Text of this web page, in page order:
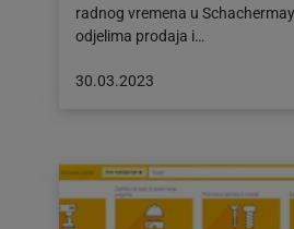
radnog vremena u
odjelima prodaja i…
Objava
30.03.2023